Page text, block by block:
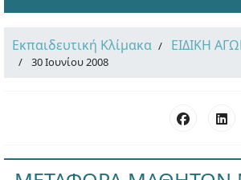
Εκπαιδευτική Κλίμακα ΕΙΔΙΚΗ
30 Ιουνίου 2008